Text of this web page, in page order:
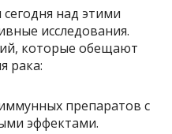
над этими
исследования.
которые обещают
рака:
препаратов с
эффектами.